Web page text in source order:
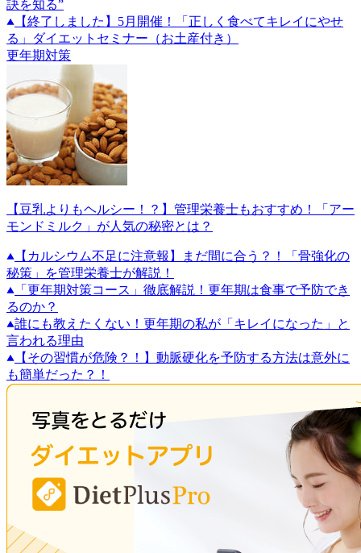
訣を知る”
【終了しました】5月開催！「正しく食べてキレイにやせ
る」ダイエットセミナー（お土産付き）
更年期対策
【豆乳よりもヘルシー！？】管理栄養士もおすすめ！「アー
モンドミルク」が人気の秘密とは？
【カルシウム不足に注意報】まだ間に合う？！「骨強化の
秘策」を管理栄養士が解説！
「更年期対策コース」徹底解説！更年期は食事で予防でき
るのか？
誰にも教えたくない！更年期の私が「キレイになった」と
言われる理由
【その習慣が危険？！】動脈硬化を予防する方法は意外に
も簡単だった？！